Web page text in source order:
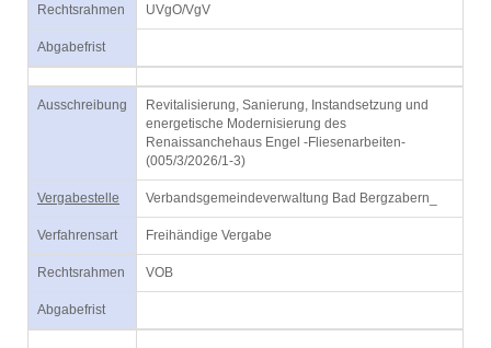
Rechtsrahmen UVgO/VgV
Abgabefrist
Ausschreibung
Revitalisierung, Sanierung, Instandsetzung und
energetische Modernisierung des
Renaissanchehaus Engel -Fliesenarbeiten-
(005/3/2026/1-3)
Vergabestelle Verbandsgemeindeverwaltung Bad Bergzabern_
Verfahrensart Freihändige Vergabe
Rechtsrahmen VOB
Abgabefrist